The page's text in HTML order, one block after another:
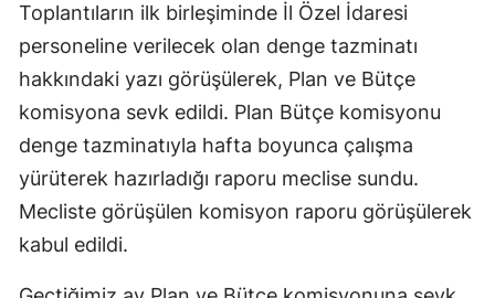
Hatay
Isparta
Mersin
İstanbul
İzmir
Toplantıların ilk birleşiminde İl Özel İdaresi
personeline verilecek olan denge tazminatı
hakkındaki yazı görüşülerek, Plan ve Bütçe
komisyona sevk edildi. Plan Bütçe komisyonu
denge tazminatıyla hafta boyunca çalışma
yürüterek hazırladığı raporu meclise sundu.
Mecliste görüşülen komisyon raporu görüşülerek
kabul edildi.